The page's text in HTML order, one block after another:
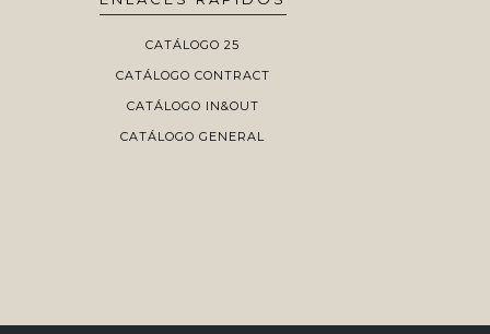
CATÁLOGO 25
CATÁLOGO CONTRACT
CATÁLOGO IN&OUT
CATÁLOGO GENERAL